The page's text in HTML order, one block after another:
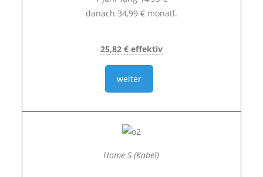
danach 34,99 € monatl.
25,82 € effektiv
weiter
Home S (Kabel)